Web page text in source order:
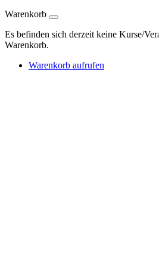
Warenkorb
Es befinden sich derzeit keine Kurse/
Warenkorb.
Warenkorb aufrufen